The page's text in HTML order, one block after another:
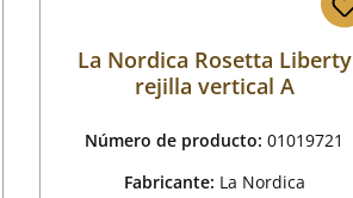
La Nordica Rosetta Liberty
rejilla vertical A
Número de producto: 01019721
Fabricante: La Nordica